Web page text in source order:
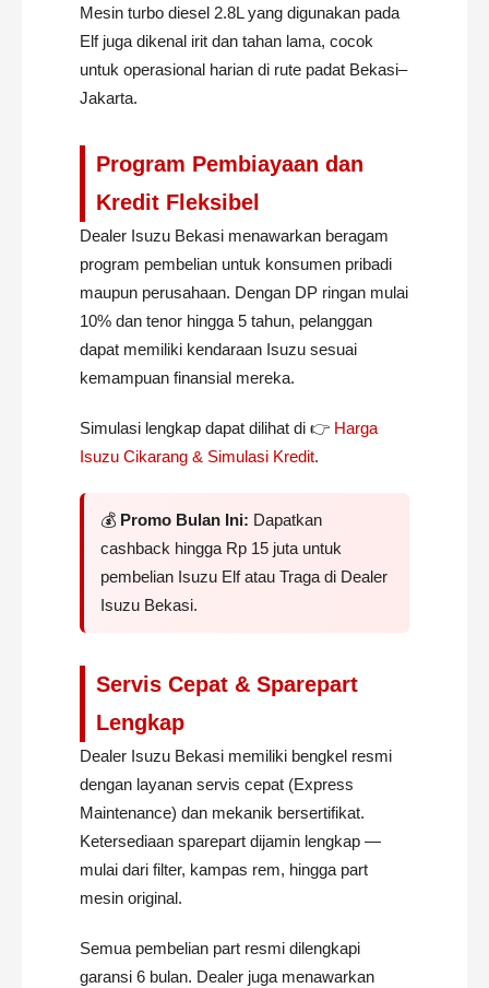
Mesin turbo diesel 2.8L yang digunakan pada
Elf juga dikenal irit dan tahan lama, cocok
untuk operasional harian di rute padat Bekasi–
Jakarta.
Program Pembiayaan dan
Kredit Fleksibel
Dealer Isuzu Bekasi menawarkan beragam
program pembelian untuk konsumen pribadi
maupun perusahaan. Dengan DP ringan mulai
10% dan tenor hingga 5 tahun, pelanggan
dapat memiliki kendaraan Isuzu sesuai
kemampuan finansial mereka.
Simulasi lengkap dapat dilihat di 👉 Harga
Isuzu Cikarang & Simulasi Kredit.
💰 Promo Bulan Ini: Dapatkan
cashback hingga Rp 15 juta untuk
pembelian Isuzu Elf atau Traga di Dealer
Isuzu Bekasi.
Servis Cepat & Sparepart
Lengkap
Dealer Isuzu Bekasi memiliki bengkel resmi
dengan layanan servis cepat (Express
Maintenance) dan mekanik bersertifikat.
Ketersediaan sparepart dijamin lengkap —
mulai dari filter, kampas rem, hingga part
mesin original.
Semua pembelian part resmi dilengkapi
garansi 6 bulan. Dealer juga menawarkan